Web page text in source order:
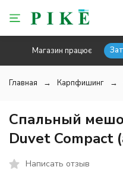
Магазин працює
Главная Карпфишинг
Спальный
Duvet Compact
Написать отзыв